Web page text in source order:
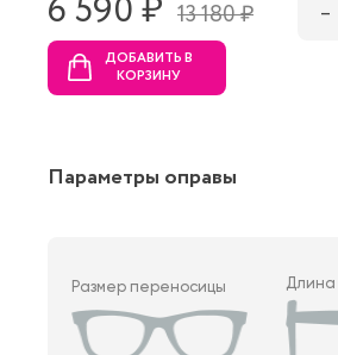
6 590 ₷ 13 180 ₷ –
ДОБАВИТЬ В
КОРЗИНУ
Параметры оправы
Размер переносицы Длина